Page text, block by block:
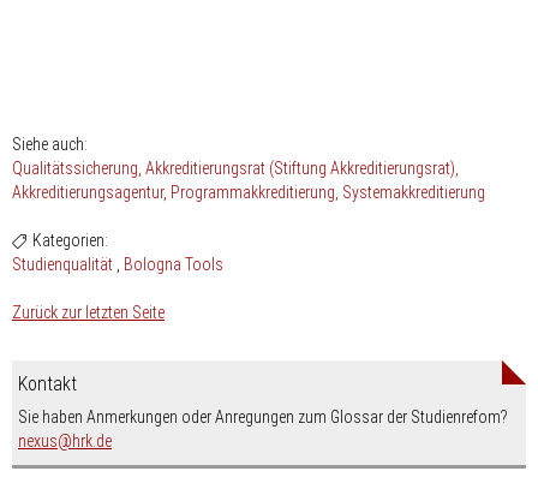
Siehe auch:
Qualitätssicherung Akkreditierungsrat (Stiftung Akkreditierungsrat)
Akkreditierungsagentur Programmakkreditierung Systemakkreditierung
Kategorien:
Studienqualität
Bologna Tools
Zurück zur letzten Seite
Kontakt
Sie haben Anmerkungen oder Anregungen zum Glossar der Studienrefom?
nexus
nospam-
hrk.de